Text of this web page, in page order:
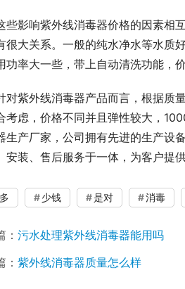
些影响紫外线消毒器价格的因素相
很大关系。一般的纯水净水等水质
功率大一些，带上自动清洗功能，
对紫外线消毒器产品而言，根据质
考虑，价格不同并且弹性较大，
生产厂家，公司拥有先进的生产设
安装、售后服务于一体，为客户提
少钱 是对 消毒
： 污水处理紫外线消毒器能用吗
： 紫外线消毒器质量怎么样